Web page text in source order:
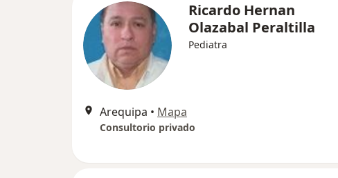
Ricardo Hernan
Olazabal Peraltilla
Pediatra
Arequipa • Mapa
Consultorio privado